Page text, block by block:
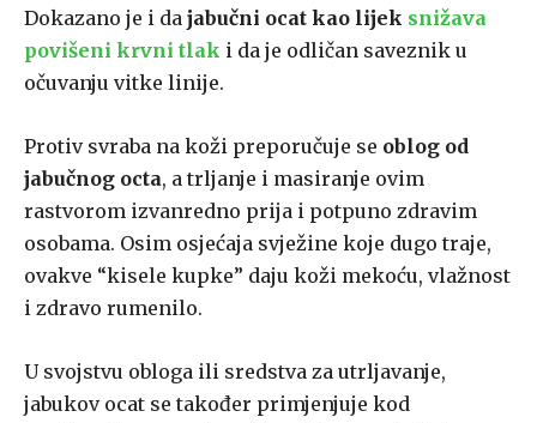
Dokazano je i da jabučni ocat kao lijek snižava
povišeni krvni tlak i da je odličan saveznik u
očuvanju vitke linije.
Protiv svraba na koži preporučuje se oblog od
jabučnog octa, a trljanje i masiranje ovim
rastvorom izvanredno prija i potpuno zdravim
osobama. Osim osjećaja svježine koje dugo traje,
ovakve “kisele kupke” daju koži mekoću, vlažnost
i zdravo rumenilo.
U svojstvu obloga ili sredstva za utrljavanje,
jabukov ocat se također primjenjuje kod